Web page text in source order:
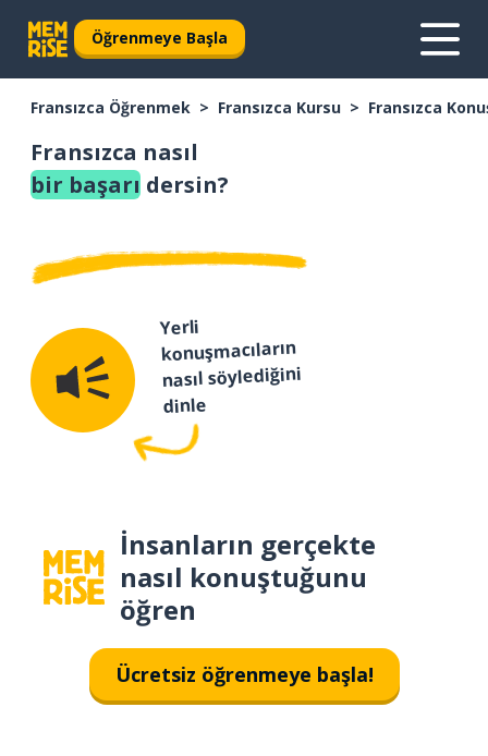
Öğrenmeye Başla
Fransızca Öğrenmek Fransızca Kursu Fransızca
Fransızca nasıl
bir başarı dersin?
Yerli
konuşmacıların
nasıl söylediğini
dinle
İnsanların gerçekte
nasıl konuştuğunu
öğren
Ücretsiz öğrenmeye başla!